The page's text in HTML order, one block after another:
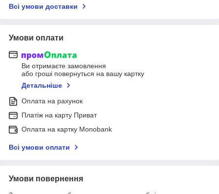
Всі умови доставки
Умови оплати
Ви отримаєте замовлення
або гроші повернуться на вашу картку
Детальніше
Оплата на рахунок
Платіж на карту Приват
Оплата на картку Monobank
Всі умови оплати
Умови повернення